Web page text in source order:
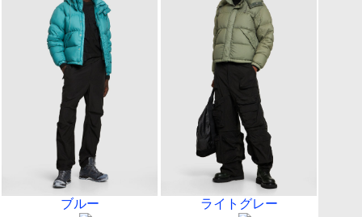
ブルー ライトグレー